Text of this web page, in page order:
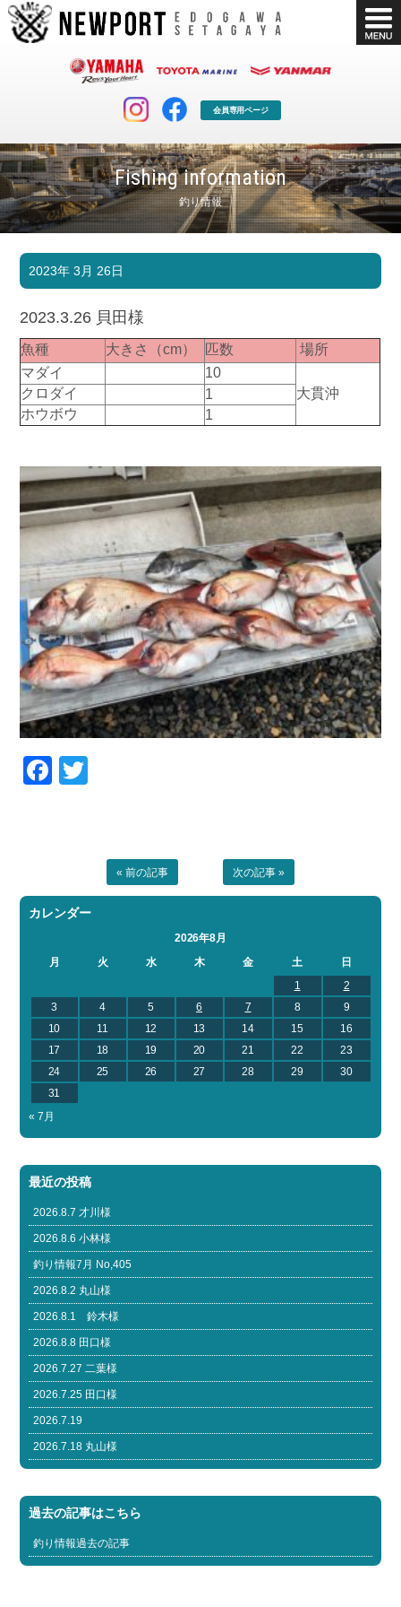
会員専用ページ
Fishing information
釣り情報
マリンクラブ
マリンライフを堪能したい！
ボート販売
ボート免許
長年の実績と信頼！
店舗情報
Shop Info.
公式ブログ
Blog
お問い合わせ
採用情報 リンク集
2023年 3月 26日
2023.3.26 貝田様
魚種 大きさ（cm） 匹数
場所
マダイ
10
大貫沖
クロダイ
1
ホウボウ
1
Facebook
« 前の記事 次の記事 »
カレンダー
2026年8月
月
火 水 木 金 土
日
1
2
3
4 5 6 7 8
9
10
11 12 13 14 15
16
17
18 19 20 21 22
23
24
25 26 27 28 29
30
31
« 7月
最近の投稿
2026.8.7 才川様
2026.8.6 小林様
釣り情報7月 No,405
2026.8.2 丸山様
2026.8.1 鈴木様
2026.8.8 田口様
2026.7.27 二葉様
2026.7.25 田口様
2026.7.19
2026.7.18 丸山様
過去の記事はこちら
釣り情報過去の記事